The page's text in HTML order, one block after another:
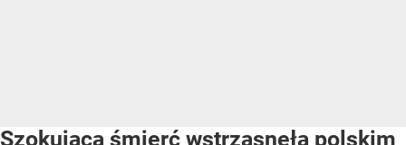
Szokująca śmierć wstrząsnęła polskim